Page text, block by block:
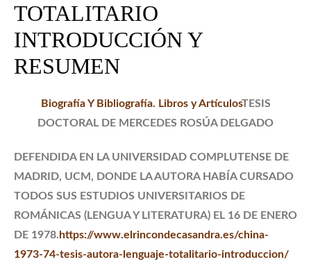
TOTALITARIO
INTRODUCCIÓN Y
RESUMEN
Biografía Y Bibliografía. Libros y ArtículosTESIS
DOCTORAL DE MERCEDES ROSÚA DELGADO
DEFENDIDA EN LA UNIVERSIDAD COMPLUTENSE DE
MADRID, UCM, DONDE LA AUTORA HABÍA CURSADO
TODOS SUS ESTUDIOS UNIVERSITARIOS DE
ROMÁNICAS (LENGUA Y LITERATURA) EL 16 DE ENERO
DE 1978.https://www.elrincondecasandra.es/china-
1973-74-tesis-autora-lenguaje-totalitario-introduccion/